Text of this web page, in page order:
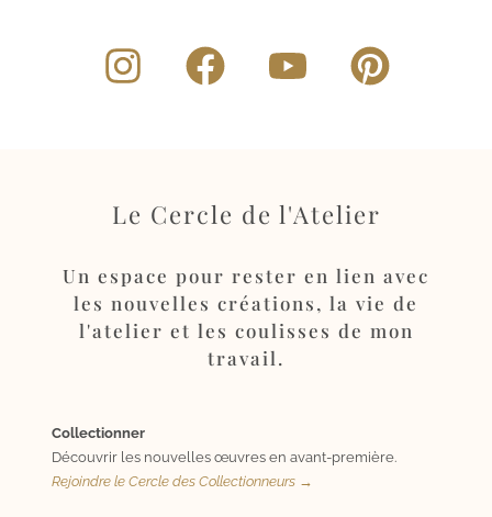
Le Cercle de l'Atelier
Un espace pour rester en lien avec
les nouvelles créations, la vie de
l'atelier et les coulisses de mon
travail.
Collectionner
Découvrir les nouvelles œuvres en avant-première.
Rejoindre le Cercle des Collectionneurs →